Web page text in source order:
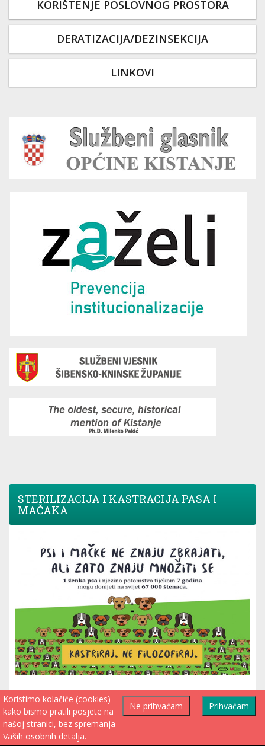
KORIŠTENJE POSLOVNOG PROSTORA
DERATIZACIJA/DEZINSEKCIJA
LINKOVI
STERILIZACIJA I KASTRACIJA PASA I
MAČAKA
Odluka o sufinanciranju kastracije i sterilizacije
Obrazac Zahtjeva
Prihvaćam
Ne prihvaćam
Koristimo kolačiće (cookies)
kako bismo pratili posjete na
našoj stranici, bez spremanja
Vaših osobnih detalja.